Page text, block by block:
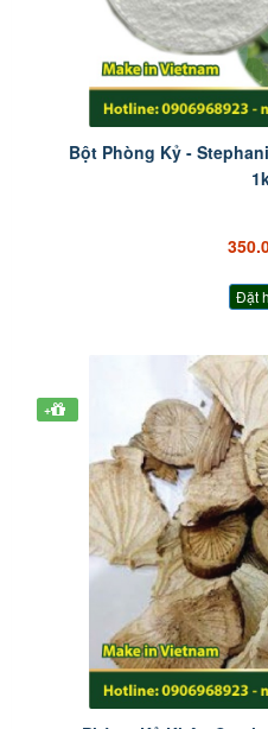
Bột Phòng Kỷ -
Đặt
+